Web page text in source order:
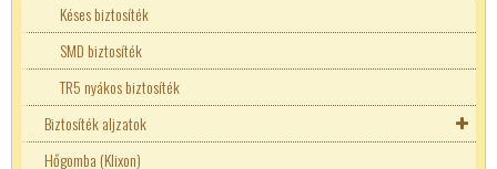
Hőgomba (Klixon)
Túláram védő kapcsoló
Késes biztosíték
SMD biztosíték
TR5 nyákos biztosíték
Biztosíték aljzatok
Autós biztosíték tartó
Hőgomba (Klixon)